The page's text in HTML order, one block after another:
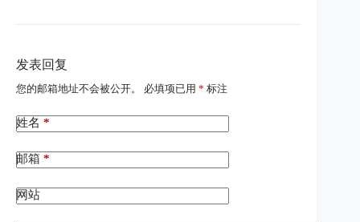
发表回复
您的邮箱地址不会被公开。 必填项已用 * 标注
姓名 *
邮箱 *
网站